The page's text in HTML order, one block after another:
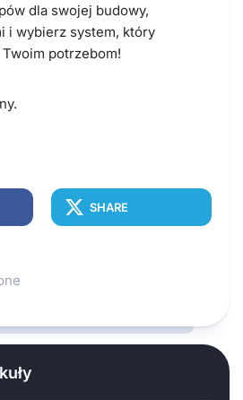
dla swojej budowy,
i wybierz system, który
potrzebom!
SHARE